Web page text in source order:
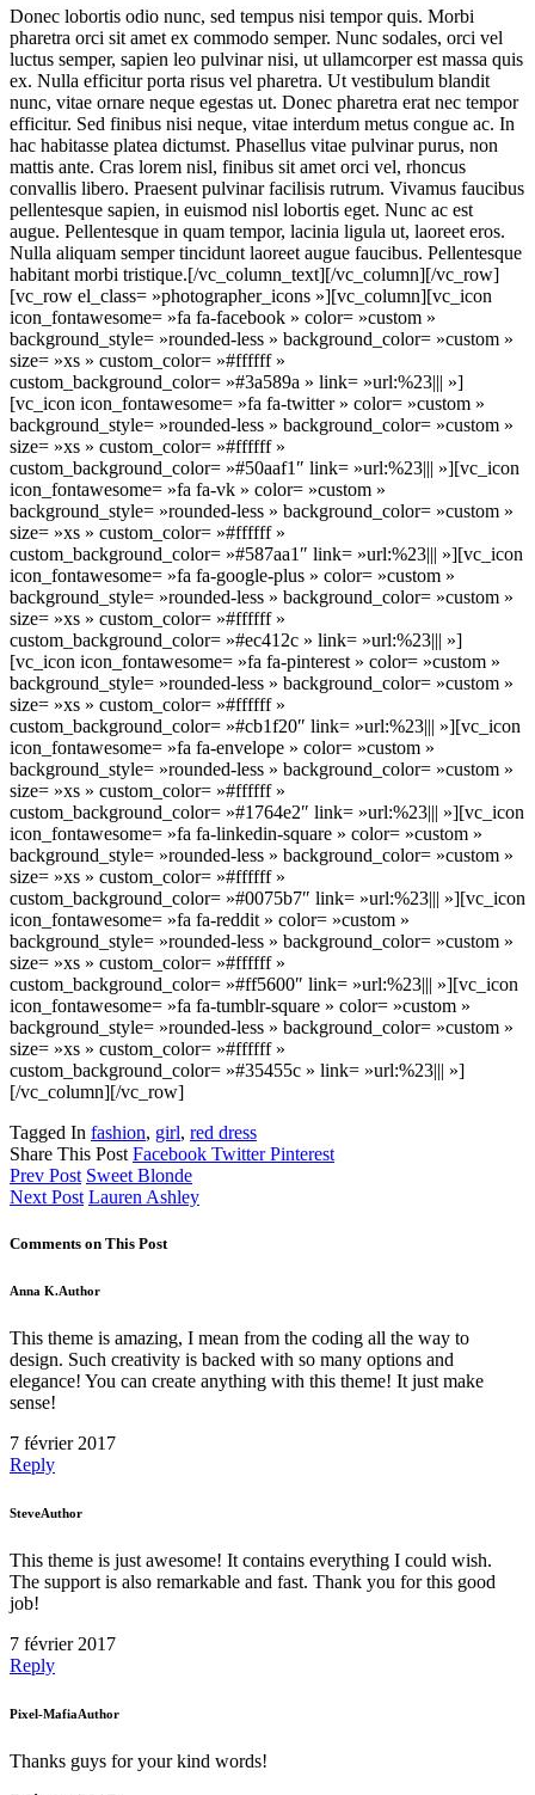
Donec lobortis odio nunc, sed tempus nisi tempor quis. Morbi
pharetra orci sit amet ex commodo semper. Nunc sodales, orci vel
luctus semper, sapien leo pulvinar nisi, ut ullamcorper est massa quis
ex. Nulla efficitur porta risus vel pharetra. Ut vestibulum blandit
nunc, vitae ornare neque egestas ut. Donec pharetra erat nec tempor
efficitur. Sed finibus nisi neque, vitae interdum metus congue ac. In
hac habitasse platea dictumst. Phasellus vitae pulvinar purus, non
mattis ante. Cras lorem nisl, finibus sit amet orci vel, rhoncus
convallis libero. Praesent pulvinar facilisis rutrum. Vivamus faucibus
pellentesque sapien, in euismod nisl lobortis eget. Nunc ac est
augue. Pellentesque in quam tempor, lacinia ligula ut, laoreet eros.
Nulla aliquam semper tincidunt laoreet augue faucibus. Pellentesque
habitant morbi tristique.[/vc_column_text][/vc_column][/vc_row]
[vc_row el_class= »photographer_icons »][vc_column][vc_icon
icon_fontawesome= »fa fa-facebook » color= »custom »
background_style= »rounded-less » background_color= »custom »
size= »xs » custom_color= »#ffffff »
custom_background_color= »#3a589a » link= »url:%23||| »]
[vc_icon icon_fontawesome= »fa fa-twitter » color= »custom »
background_style= »rounded-less » background_color= »custom »
size= »xs » custom_color= »#ffffff »
custom_background_color= »#50aaf1″ link= »url:%23||| »][vc_icon
icon_fontawesome= »fa fa-vk » color= »custom »
background_style= »rounded-less » background_color= »custom »
size= »xs » custom_color= »#ffffff »
custom_background_color= »#587aa1″ link= »url:%23||| »][vc_icon
icon_fontawesome= »fa fa-google-plus » color= »custom »
background_style= »rounded-less » background_color= »custom »
size= »xs » custom_color= »#ffffff »
custom_background_color= »#ec412c » link= »url:%23||| »]
[vc_icon icon_fontawesome= »fa fa-pinterest » color= »custom »
background_style= »rounded-less » background_color= »custom »
size= »xs » custom_color= »#ffffff »
custom_background_color= »#cb1f20″ link= »url:%23||| »][vc_icon
icon_fontawesome= »fa fa-envelope » color= »custom »
background_style= »rounded-less » background_color= »custom »
size= »xs » custom_color= »#ffffff »
custom_background_color= »#1764e2″ link= »url:%23||| »][vc_icon
icon_fontawesome= »fa fa-linkedin-square » color= »custom »
background_style= »rounded-less » background_color= »custom »
size= »xs » custom_color= »#ffffff »
custom_background_color= »#0075b7″ link= »url:%23||| »][vc_icon
icon_fontawesome= »fa fa-reddit » color= »custom »
background_style= »rounded-less » background_color= »custom »
size= »xs » custom_color= »#ffffff »
custom_background_color= »#ff5600″ link= »url:%23||| »][vc_icon
icon_fontawesome= »fa fa-tumblr-square » color= »custom »
background_style= »rounded-less » background_color= »custom »
size= »xs » custom_color= »#ffffff »
custom_background_color= »#35455c » link= »url:%23||| »]
[/vc_column][/vc_row]
Tagged In fashion, girl, red dress
Share This Post Facebook TwitterPinterest
Prev Post Sweet Blonde
Next Post Lauren Ashley
Comments on This Post
Anna K.Author
This theme is amazing, I mean from the coding all the way to
design. Such creativity is backed with so many options and
elegance! You can create anything with this theme! It just make
sense!
7 février 2017
Reply
SteveAuthor
This theme is just awesome! It contains everything I could wish.
The support is also remarkable and fast. Thank you for this good
job!
7 février 2017
Reply
Pixel-MafiaAuthor
Thanks guys for your kind words!